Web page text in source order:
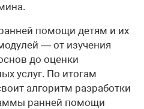
помощи детям и их
— от изучения
до оценки
услуг. По итогам
алгоритм разработки
ранней помощи